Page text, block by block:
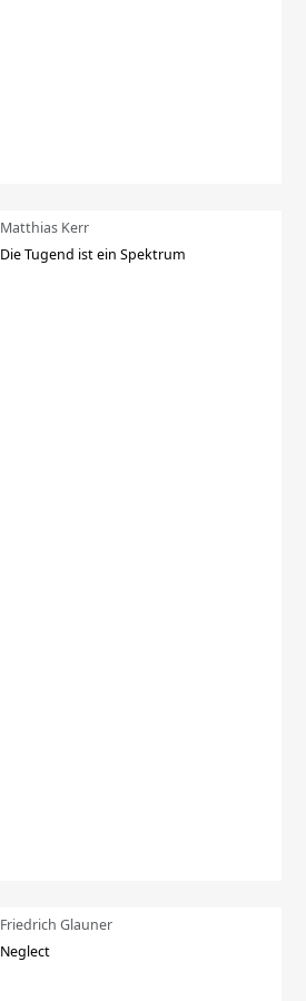
Matthias Kerr
Die Tugend ist ein Spektrum
Friedrich Glauner
Neglect